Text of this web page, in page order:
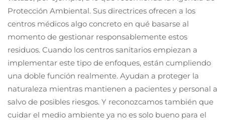
Protección Ambiental. Sus directrices ofrecen a los
centros médicos algo concreto en qué basarse al
momento de gestionar responsablemente estos
residuos. Cuando los centros sanitarios empiezan a
implementar este tipo de enfoques, están cumpliendo
una doble función realmente. Ayudan a proteger la
naturaleza mientras mantienen a pacientes y personal a
salvo de posibles riesgos. Y reconozcamos también que
cuidar el medio ambiente ya no es solo bueno para el